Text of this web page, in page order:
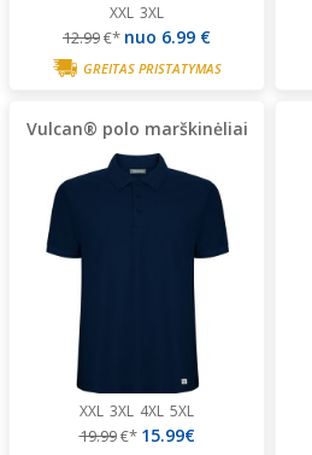
XXL 3XL
12.99€* nuo 6.99 €
GREITAS PRISTATYMAS
Vulcan® polo marškinėliai
XXL 3XL 4XL 5XL
19.99€* 15.99€